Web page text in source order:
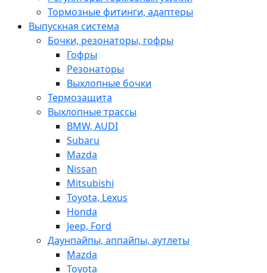
Тормозные фитинги, адаптеры
Выпускная система
Бочки, резонаторы, гофры
Гофры
Резонаторы
Выхлопные бочки
Термозащита
Выхлопные трассы
BMW, AUDI
Subaru
Mazda
Nissan
Mitsubishi
Toyota, Lexus
Honda
Jeep, Ford
Даунпайпы, аппайпы, аутлеты
Mazda
Toyota